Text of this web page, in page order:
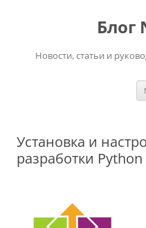
Блог
Новости, статьи и
Установка и
разработки Python